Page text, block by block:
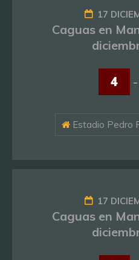
17
Caguas en
4 -
Estadio Pedro
17
Caguas en